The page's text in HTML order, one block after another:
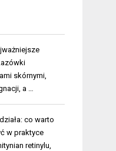
skórnymi,
a …
co warto
w praktyce
retinylu,